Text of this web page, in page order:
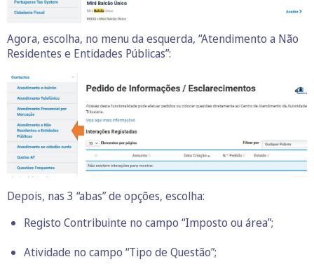
Agora, escolha, no menu da esquerda, “Atendimento a Não
Residentes e Entidades Públicas”:
Depois, nas 3 “abas” de opções, escolha:
Registo Contribuinte no campo “Imposto ou área”;
Atividade no campo “Tipo de Questão”;